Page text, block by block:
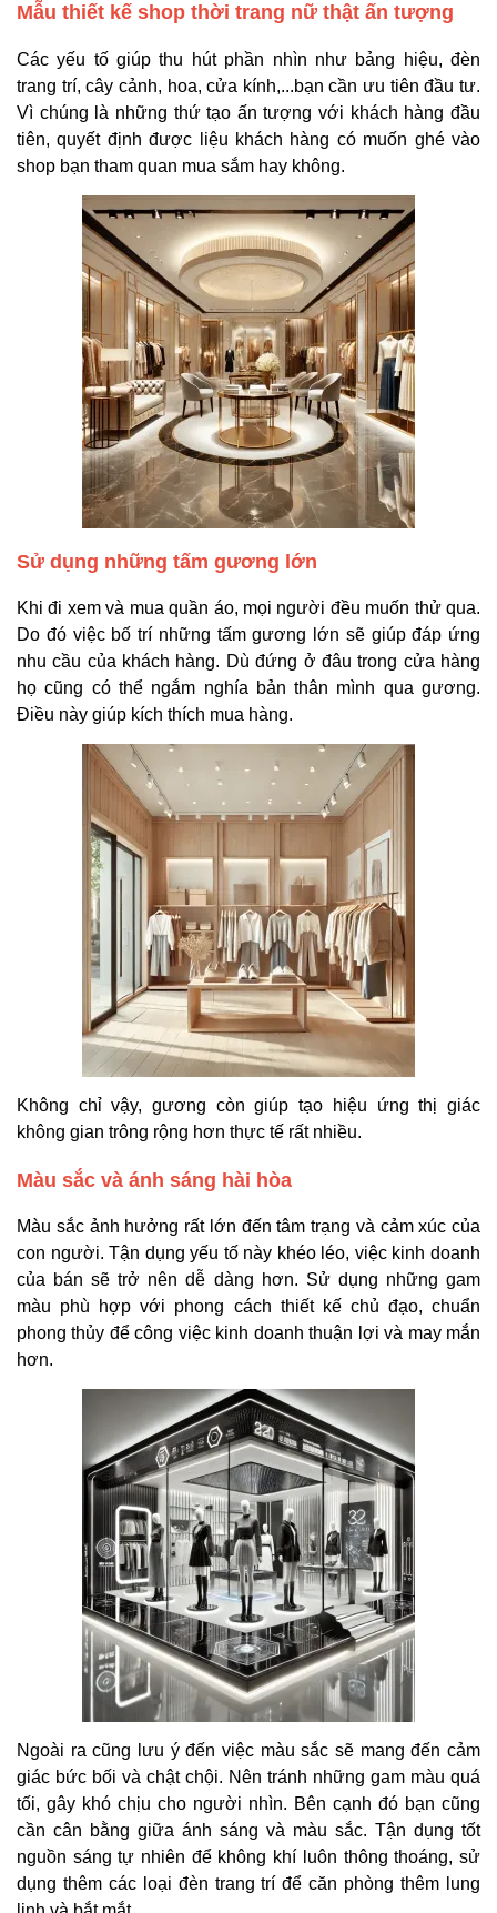
Mẫu thiết kế shop thời trang nữ thật ấn tượng
Các yếu tố giúp thu hút phần nhìn như bảng hiệu, đèn
trang trí, cây cảnh, hoa, cửa kính,...bạn cần ưu tiên đầu tư.
Vì chúng là những thứ tạo ấn tượng với khách hàng đầu
tiên, quyết định được liệu khách hàng có muốn ghé vào
shop bạn tham quan mua sắm hay không.
Sử dụng những tấm gương lớn
Khi đi xem và mua quần áo, mọi người đều muốn thử qua.
Do đó việc bố trí những tấm gương lớn sẽ giúp đáp ứng
nhu cầu của khách hàng. Dù đứng ở đâu trong cửa hàng
họ cũng có thể ngắm nghía bản thân mình qua gương.
Điều này giúp kích thích mua hàng.
Không chỉ vậy, gương còn giúp tạo hiệu ứng thị giác
không gian trông rộng hơn thực tế rất nhiều.
Màu sắc và ánh sáng hài hòa
Màu sắc ảnh hưởng rất lớn đến tâm trạng và cảm xúc của
con người. Tận dụng yếu tố này khéo léo, việc kinh doanh
của bán sẽ trở nên dễ dàng hơn. Sử dụng những gam
màu phù hợp với phong cách thiết kế chủ đạo, chuẩn
phong thủy để công việc kinh doanh thuận lợi và may mắn
hơn.
Ngoài ra cũng lưu ý đến việc màu sắc sẽ mang đến cảm
giác bức bối và chật chội. Nên tránh những gam màu quá
tối, gây khó chịu cho người nhìn. Bên cạnh đó bạn cũng
cần cân bằng giữa ánh sáng và màu sắc. Tận dụng tốt
nguồn sáng tự nhiên để không khí luôn thông thoáng, sử
dụng thêm các loại đèn trang trí để căn phòng thêm lung